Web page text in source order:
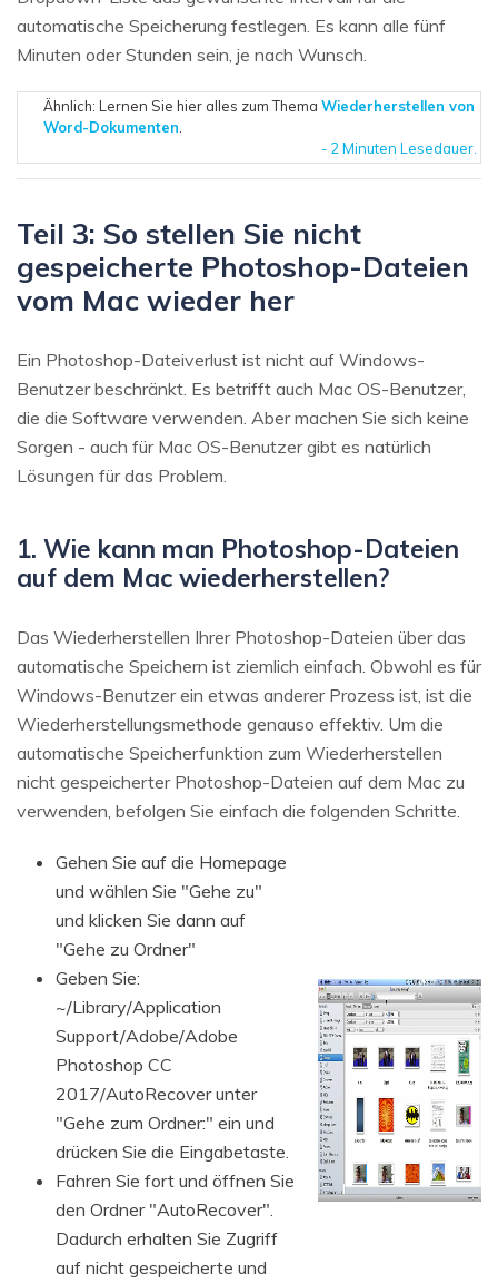
automatische Speicherung festlegen. Es kann alle fünf
Minuten oder Stunden sein, je nach Wunsch.
Ähnlich: Lernen Sie hier alles zum ThemaWiederherstellen von
Word-Dokumenten
- 2 Minuten Lesedauer.
Teil 3: So stellen Sie nicht
gespeicherte Photoshop-Dateien
vom Mac wieder her
Ein Photoshop-Dateiverlust ist nicht auf Windows-
Benutzer beschränkt. Es betrifft auch Mac OS-Benutzer,
die die Software verwenden. Aber machen Sie sich keine
Sorgen - auch für Mac OS-Benutzer gibt es natürlich
Lösungen für das Problem.
1. Wie kann man Photoshop-Dateien
auf dem Mac wiederherstellen?
Das Wiederherstellen Ihrer Photoshop-Dateien über das
automatische Speichern ist ziemlich einfach. Obwohl es für
Windows-Benutzer ein etwas anderer Prozess ist, ist die
Wiederherstellungsmethode genauso effektiv. Um die
automatische Speicherfunktion zum Wiederherstellen
nicht gespeicherter Photoshop-Dateien auf dem Mac zu
verwenden, befolgen Sie einfach die folgenden Schritte.
Gehen Sie auf die Homepage
und wählen Sie "Gehe zu"
und klicken Sie dann auf
"Gehe zu Ordner"
Geben Sie:
~/Library/Application
Support/Adobe/Adobe
Photoshop CC
2017/AutoRecover unter
"Gehe zum Ordner:" ein und
drücken Sie die Eingabetaste.
Fahren Sie fort und öffnen Sie
den Ordner "AutoRecover".
Dadurch erhalten Sie Zugriff
auf nicht gespeicherte und